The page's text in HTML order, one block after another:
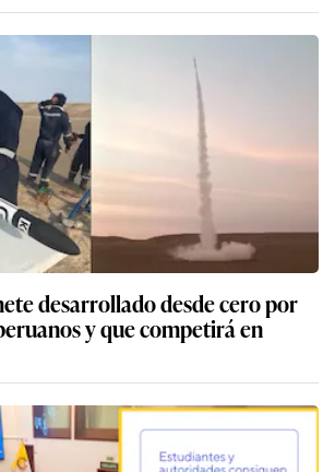
desarrollado desde cero por
y que competirá en